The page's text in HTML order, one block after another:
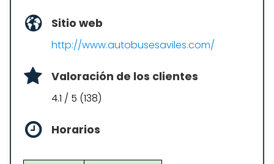
Sitio web
http://www.autobusesaviles.com/
Valoración de los clientes
4.1 / 5 (138)
Horarios